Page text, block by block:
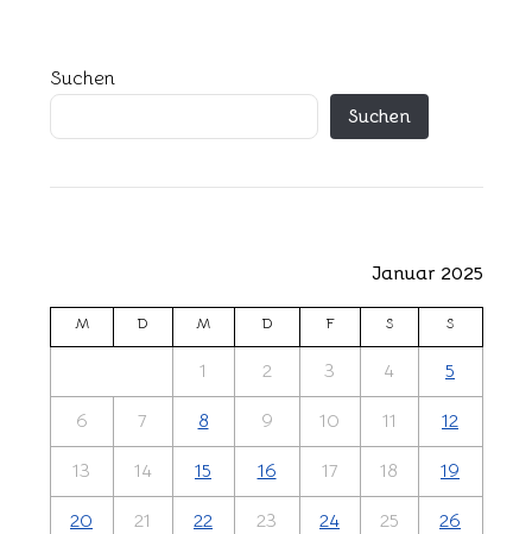
Suchen
Suchen
Januar 2025
M D M D F S S
1 2 3 4 5
6 7 8 9 10 11 12
13 14 15 16 17 18 19
20 21 22 23 24 25 26